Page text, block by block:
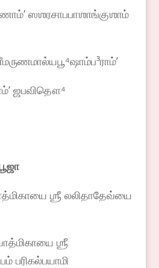
ஸஶரசாபபாஶாங்குஶாம்
ஜபவிதௌ⁴
ஶ்ரீ லலிதாதேவ்யை
ஶ்ரீ
பரிகல்பயாமி